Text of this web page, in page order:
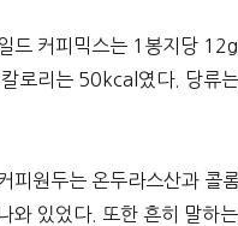
드 커피믹스는 1봉지당
로리는 50kcal였다. 당류
피원두는 온두라스산과 콜
와 있었다. 또한 흔히 말하는